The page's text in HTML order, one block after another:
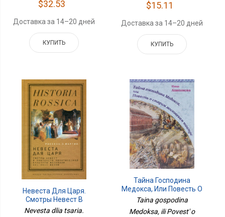
$32.53
Доставка за 14–20 дней
КУПИТЬ
$15.11
Доставка за 14–20 дней
КУПИТЬ
Невеста Для Царя.
Смотры Невест В
Контексте Политической
Nevesta dlia tsaria.
Тайна Господина
Медокса, Или Повесть О
Старом Московском
Театре
Taina gospodina
Medoksa, ili Povest' o